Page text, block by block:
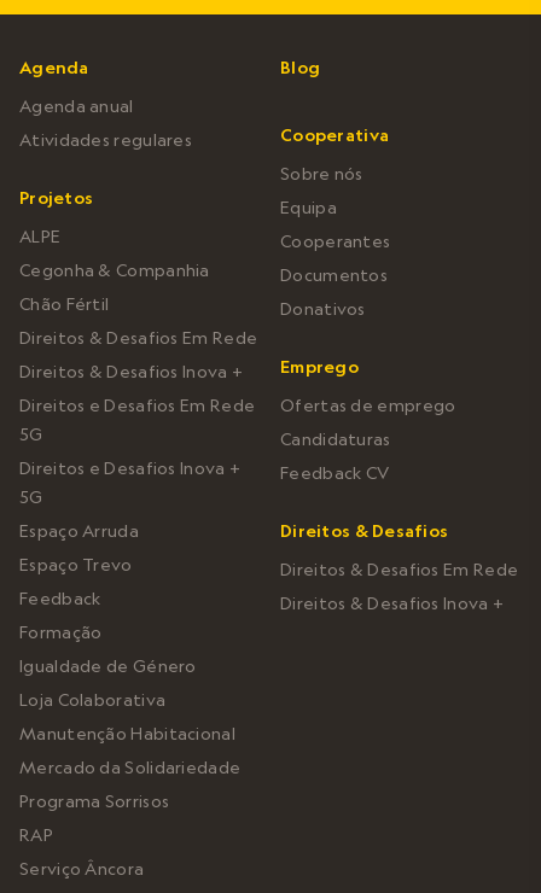
Agenda
Agenda anual
Atividades regulares
Projetos
ALPE
Cegonha & Companhia
Chão Fértil
Direitos & Desafios Em Rede
Direitos & Desafios Inova +
Direitos e Desafios Em Rede
5G
Direitos e Desafios Inova +
5G
Espaço Arruda
Espaço Trevo
Feedback
Formação
Igualdade de Género
Loja Colaborativa
Manutenção Habitacional
Mercado da Solidariedade
Programa Sorrisos
RAP
Serviço Âncora
Blog
Cooperativa
Sobre nós
Equipa
Cooperantes
Documentos
Donativos
Emprego
Ofertas de emprego
Candidaturas
Feedback CV
Direitos & Desafios
Direitos & Desafios Em Rede
Direitos & Desafios Inova +